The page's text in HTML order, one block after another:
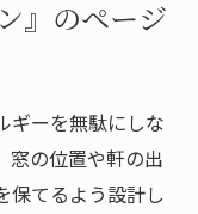
』のページ
ギーを無駄にしな
窓の位置や軒の出
保てるよう設計し